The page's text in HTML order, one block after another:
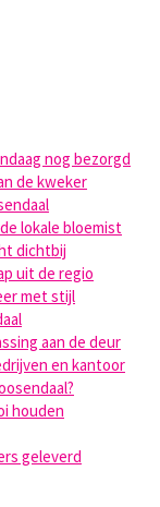
nog bezorgd
de kweker
lokale bloemist
dichtbij
uit de regio
met stijl
aan de deur
en kantoor
houden
geleverd